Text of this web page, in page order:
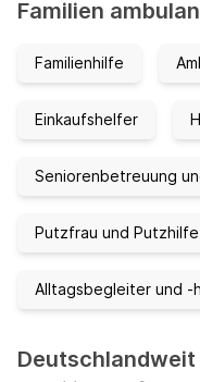
Familien
Familienhilfe
Einkaufshelfer
Seniorenbetreuung
Putzfrau und Putzhilfe
Alltagsbegleiter und -